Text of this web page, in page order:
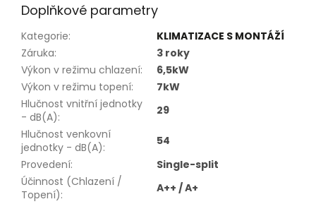
Doplňkové parametry
Kategorie:
KLIMATIZACE S MONTÁŽÍ
Záruka:
3 roky
Výkon v režimu chlazení:
6,5kW
Výkon v režimu topení:
7kW
Hlučnost vnitřní jednotky
- dB(A):
29
Hlučnost venkovní
jednotky - dB(A):
54
Provedení:
Single-split
Účinnost (Chlazení /
Topení):
A++ / A+